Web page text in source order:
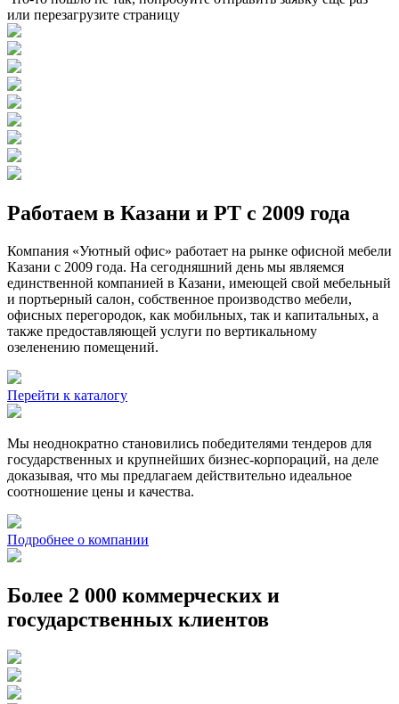
или перезагрузите страницу
Работаем в Казани и РТ с 2009 года
Компания «Уютный офис» работает на рынке офисной мебели
Казани с 2009 года. На сегодняшний день мы являемся
единственной компанией в Казани, имеющей свой мебельный
и портьерный салон, собственное производство мебели,
офисных перегородок, как мобильных, так и капитальных, а
также предоставляющей услуги по вертикальному
озеленению помещений.
Перейти к каталогу
Мы неоднократно становились победителями тендеров для
государственных и крупнейших бизнес-корпораций, на деле
доказывая, что мы предлагаем действительно идеальное
соотношение цены и качества.
Подробнее о компании
Более 2 000 коммерческих и
государственных клиентов